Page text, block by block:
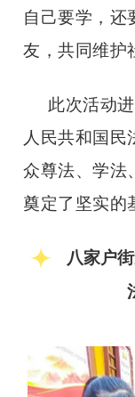
自己要学，还
友，共同维护
此次活动
人民共和国民
众尊法、学法
奠定了坚实的
八家户